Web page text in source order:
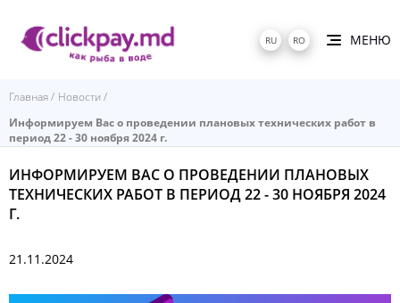
RU RO МЕНЮ
Главная
Новости
Информируем Вас о проведении плановых технических работ в
период 22 - 30 ноября 2024 г.
ИНФОРМИРУЕМ ВАС О ПРОВЕДЕНИИ ПЛАНОВЫХ
ТЕХНИЧЕСКИХ РАБОТ В ПЕРИОД 22 - 30 НОЯБРЯ 2024
Г.
21.11.2024